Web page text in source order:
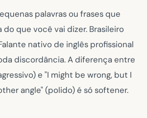
palavras ou frases que
do que você vai dizer. Brasileiro
nativo de inglês profissional
discordância. A diferença entre
e "I might be wrong, but I
angle"(polido) é só softener.